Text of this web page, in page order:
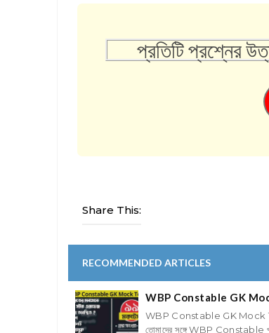
প্রতিটি প্রশ্নের
Share This:
RECOMMENDED ARTICLES
WBP Constable GK
WBP Constable GK
তোমাদের সঙ্গে WBP Constable